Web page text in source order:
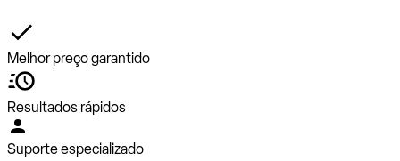
Melhor preço garantido
Resultados rápidos
Suporte especializado